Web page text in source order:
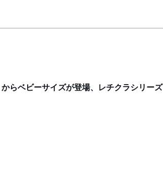
らベビーサイズが登場、レチクラシリーズ